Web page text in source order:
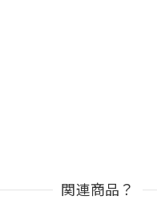
関連商品？